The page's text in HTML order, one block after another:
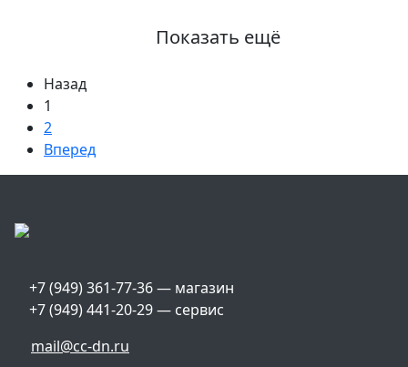
Показать ещё
Назад
1
2
Вперед
+7 (949) 361-77-36 — магазин
+7 (949) 441-20-29 — сервис
mail@cc-dn.ru